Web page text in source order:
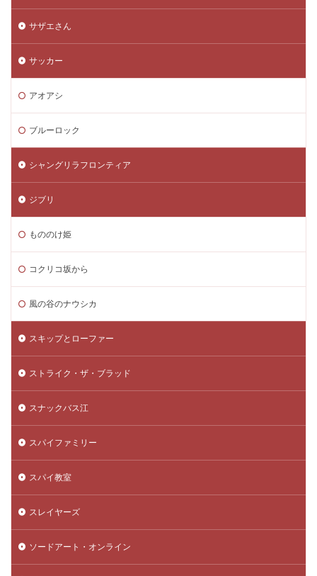
サザエさん
サッカー
アオアシ
ブルーロック
シャングリラフロンティア
ジブリ
もののけ姫
コクリコ坂から
風の谷のナウシカ
スキップとローファー
ストライク・ザ・ブラッド
スナックバス江
スパイファミリー
スパイ教室
スレイヤーズ
ソードアート・オンライン